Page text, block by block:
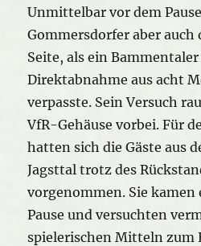
Unmittelbar vor dem
Gommersdorfer aber auch
Seite, als ein
Direktabnahme aus acht
verpasste. Sein Versuch
VfR-Gehäuse vorbei. Für
hatten sich die Gäste aus
Jagsttal trotz des
vorgenommen. Sie kamen
Pause und versuchten
spielerischen Mitteln zum